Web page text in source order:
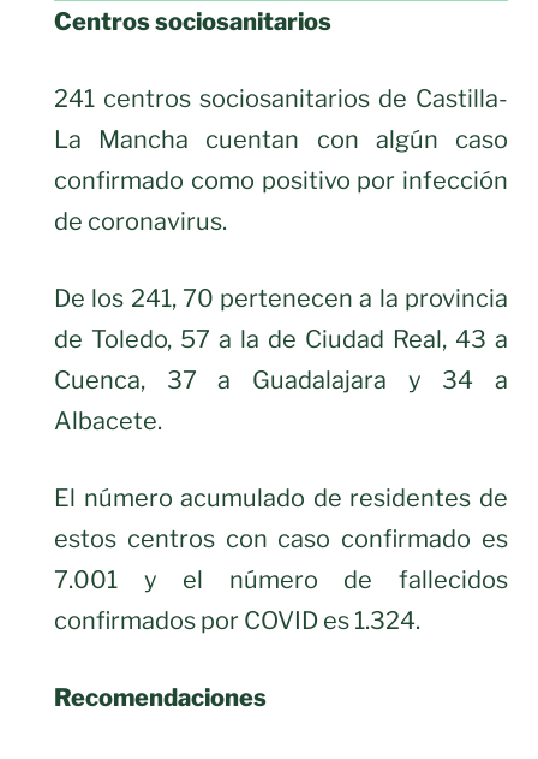
Centros sociosanitarios
241 centros sociosanitarios de Castilla-
La Mancha cuentan con algún caso
confirmado como positivo por infección
de coronavirus.
De los 241, 70 pertenecen a la provincia
de Toledo, 57 a la de Ciudad Real, 43 a
Cuenca, 37 a Guadalajara y 34 a
Albacete.
El número acumulado de residentes de
estos centros con caso confirmado es
7.001 y el número de fallecidos
confirmados por COVID es 1.324.
Recomendaciones